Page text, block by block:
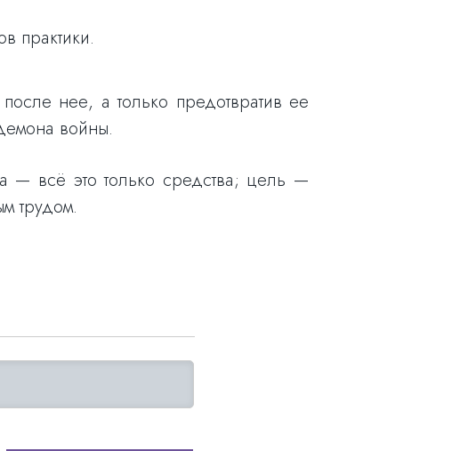
практики.
нее, а только предотвратив ее
войны.
— всё это только средства; цель —
трудом.